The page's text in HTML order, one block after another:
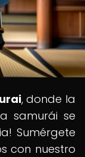
, donde la
samurái se
Sumérgete
con nuestro